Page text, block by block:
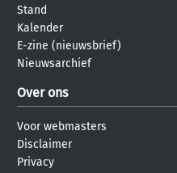
Stand
Kalender
E-zine (nieuwsbrief)
Nieuwsarchief
Over ons
Voor webmasters
Disclaimer
Privacy